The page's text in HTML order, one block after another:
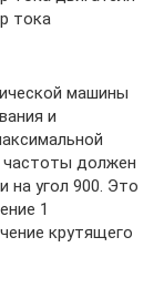
тока
машины
и
частоты должен
на угол 900. Это
1
крутящего